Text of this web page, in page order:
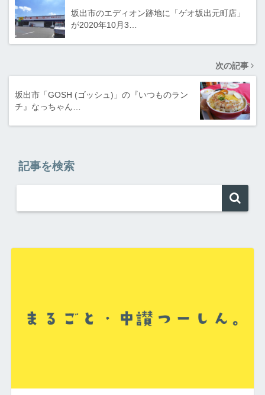
坂出市のエディオン跡地に「ゲオ坂出元町店」
が2020年10月3…
次の記事
坂出市「GOSH (ゴッシュ)」の『いつものラン
チ』なっちゃん…
記事を検索